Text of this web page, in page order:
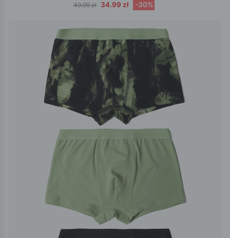
49.99 zł 34.99 zł -30%